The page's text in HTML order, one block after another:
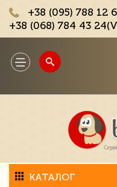
+38 (095) 788 12
+38 (068) 784 43
Toggle
navigation
КАТАЛОГ